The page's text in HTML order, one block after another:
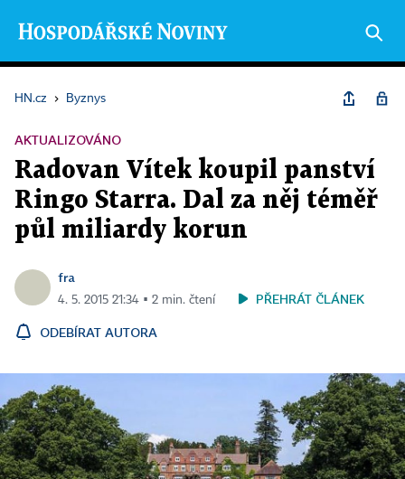
HN.cz › Byznys
AKTUALIZOVÁNO
Radovan Vítek koupil panství
Ringo Starra. Dal za něj téměř
půl miliardy korun
fra
4. 5. 2015 21:34 ▪ 2 min. čtení PŘEHRÁT ČLÁNEK
ODEBÍRAT AUTORA